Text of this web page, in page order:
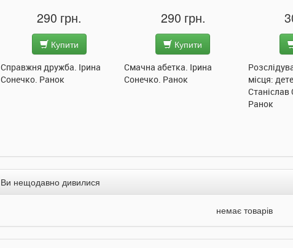
290 грн.
Купити
Справжня дружба. Ірина
Сонечко. Ранок
290 грн.
Купити
Смачна абетка. Ірина
Сонечко. Ранок
місця:
Станіслав
Ранок
Ви нещодавно дивилися
немає товарів